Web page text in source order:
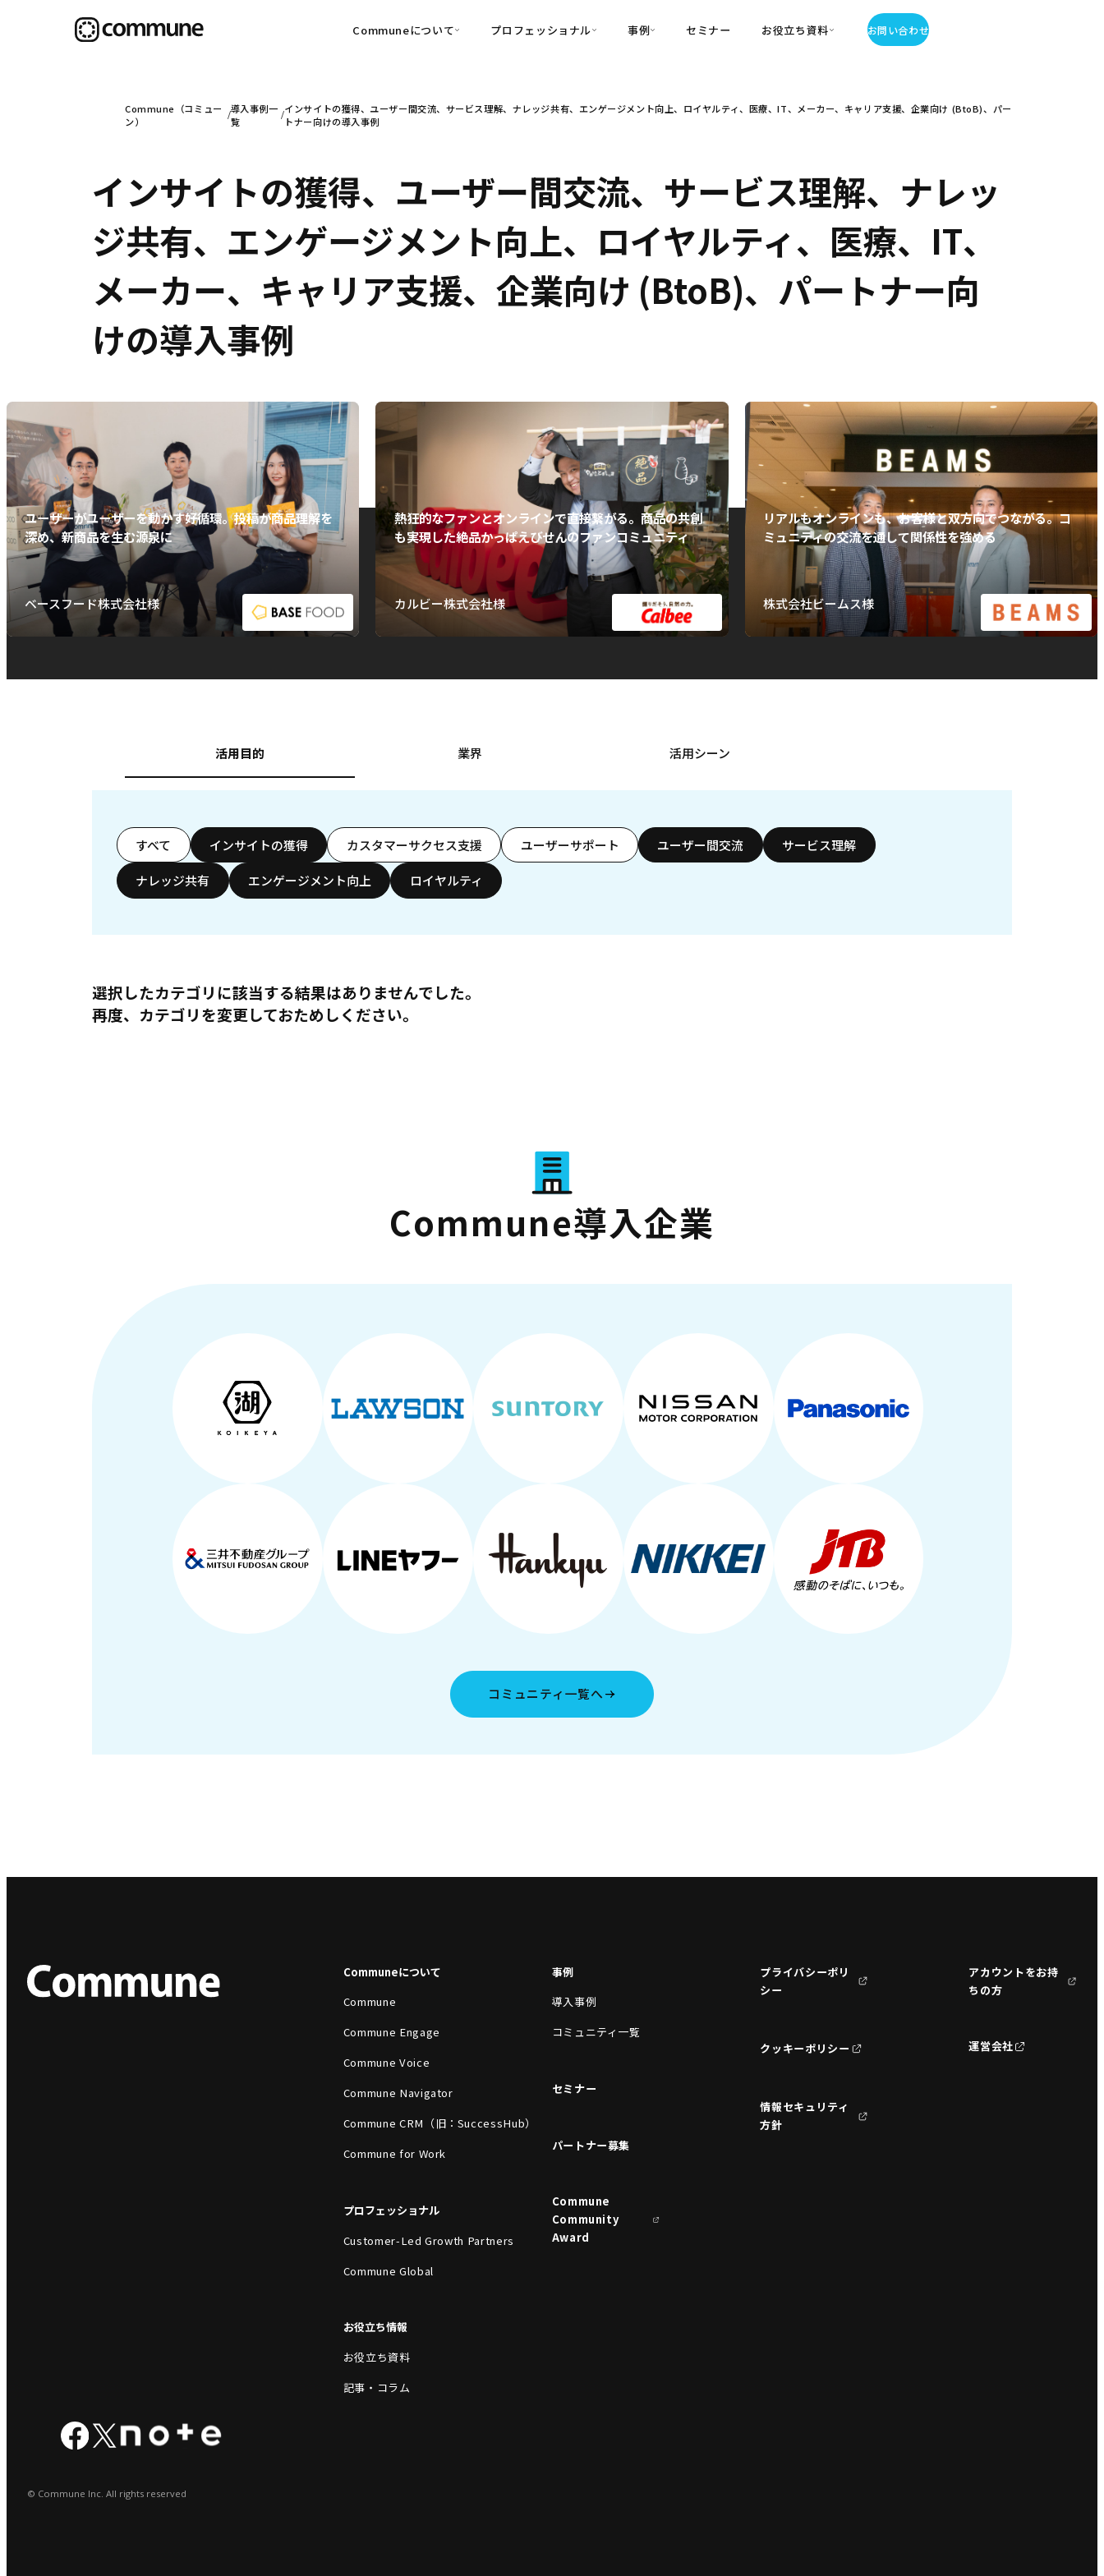
Communeについて
可視化
育成
信頼を醸成する信頼起点経営基盤
SuccessHub）
・Commune for Work
プロフェッショナル
・Customer-Led Growth
事例
導入事例
セミナー お役立ち資料
・お役立ち資料
お問い合わせ
Commune（コミュー
ン）
導入事例一
覧
インサイトの獲得、ユーザー間交流、サービス理解、ナレッジ共有、エンゲージメント向上、ロイヤルティ、医療、IT、メーカー、キャリア支援、企業向け (BtoB)、パー
トナー向けの導入事例
インサイトの獲得、ユーザー間交流、サービス理解、ナレッ
ジ共有、エンゲージメント向上、ロイヤルティ、医療、IT、
メーカー、キャリア支援、企業向け (BtoB)、パートナー向
けの導入事例
ユーザーがユーザーを動かす好循環。投稿が商品理解を
深め、新商品を生む源泉に
ベースフード株式会社様
熱狂的なファンとオンラインで直接繋がる。商品の共創
も実現した絶品かっぱえびせんのファンコミュニティ
カルビー株式会社様
リアルもオンラインも、お客様と双方向でつながる。コ
ミュニティの交流を通して関係性を強める
株式会社ビームス様
活用目的 業界 活用シーン
すべて インサイトの獲得 カスタマーサクセス支援 ユーザーサポート ユーザー間交流 サービス理解
ナレッジ共有 エンゲージメント向上 ロイヤルティ
選択したカテゴリに該当する結果はありませんでした。
再度、カテゴリを変更しておためしください。
Commune導入企業
コミュニティ一覧へ
Communeについて
Commune
Commune Engage
Commune Voice
Commune Navigator
Commune CRM（旧：SuccessHub）
Commune for Work
プロフェッショナル
Customer-Led Growth Partners
Commune Global
お役立ち情報
お役立ち資料
記事・コラム
事例
導入事例
コミュニティ一覧
セミナー
パートナー募集
Commune
Community
Award
プライバシーポリ
シー
クッキーポリシー
情報セキュリティ
方針
アカウントをお持
ちの方
運営会社
© Commune Inc. All rights reserved